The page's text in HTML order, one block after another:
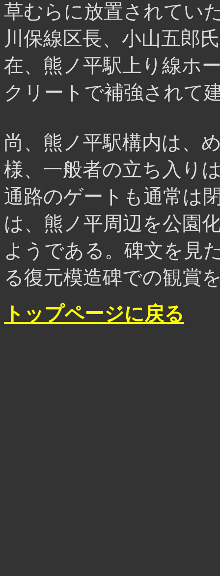
草むらに放置されてい
川保線区長、小山五郎
在、熊ノ平駅上り線ホ
クリートで補強されて
尚、熊ノ平駅構内は、
様、一般者の立ち入り
通路のゲートも通常は
は、熊ノ平周辺を公園
ようである。碑文を見
る復元模造碑での観賞
トップページに戻る